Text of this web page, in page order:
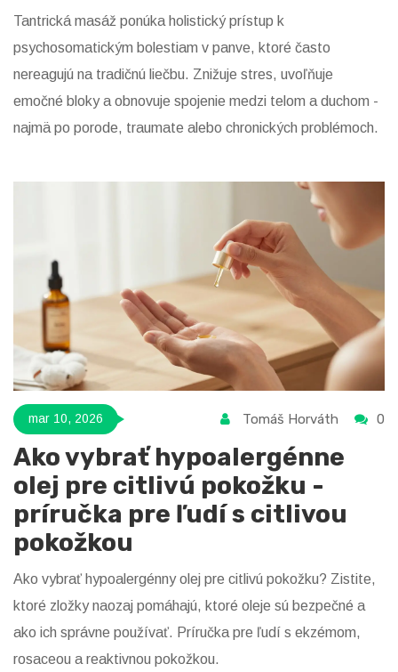
Tantrická masáž ponúka holistický prístup k
psychosomatickým bolestiam v panve, ktoré často
nereagujú na tradičnú liečbu. Znižuje stres, uvoľňuje
emočné bloky a obnovuje spojenie medzi telom a duchom -
najmä po porode, traumate alebo chronických problémoch.
mar 10, 2026 Tomáš Horváth 0
Ako vybrať hypoalergénne
olej pre citlivú pokožku -
príručka pre ľudí s citlivou
pokožkou
Ako vybrať hypoalergénny olej pre citlivú pokožku? Zistite,
ktoré zložky naozaj pomáhajú, ktoré oleje sú bezpečné a
ako ich správne používať. Príručka pre ľudí s ekzémom,
rosaceou a reaktivnou pokožkou.